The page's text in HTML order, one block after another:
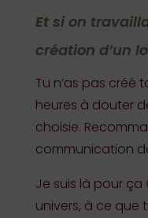
Et si on
création d’un
Tu n’as pas créé
heures à douter
choisie.
communication
Je suis là pour ça
univers, à ce que